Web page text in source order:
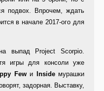
подвох. Впрочем, ждать
в начале 2017-ого для
выпад Project Scorpio.
игры для консоли уже
Fewи Inside мурашки
задорная. Выставку,